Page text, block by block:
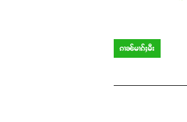
ၵၢၼ်မၢၵ်ႈမီး